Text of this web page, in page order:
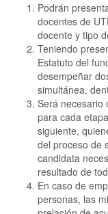
Podrán
docentes de
docente y tipo
Teniendo
Estatuto del
desempeñar
simultánea,
Será necesario
para cada
siguiente,
del proceso de
candidata
resultado de
En caso de
personas, las